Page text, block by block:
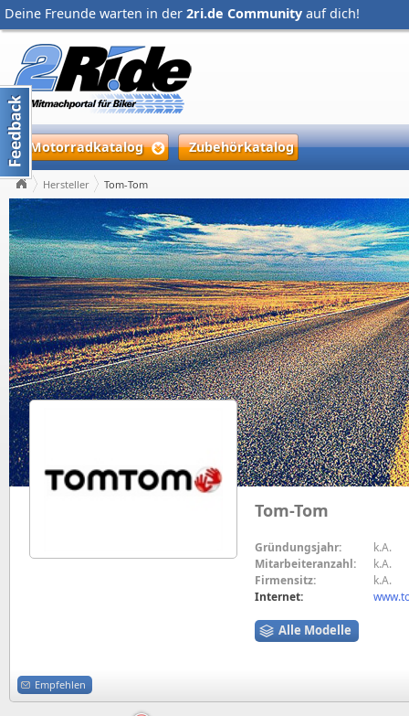
Deine Freunde warten in der 2ri.de Community auf dich!
Motorradkatalog Zubehörkatalog
Hersteller Tom-Tom
Tom-Tom
Gründungsjahr:
k.A.
Mitarbeiteranzahl:
k.A.
Firmensitz:
k.A.
Internet:
Alle Modelle
Empfehlen